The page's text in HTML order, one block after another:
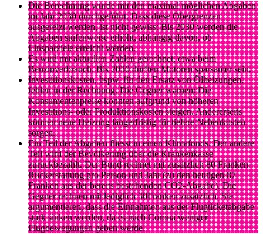
Die Berechnung wurde mit den maximal möglichen Abgaben
im Jahr 2030 durchgeführt. Dass diese Obergrenzen
ausgereizt werden, ist nicht gewiss: Bis 2030 werden die
Abgaben stufenweise erhöht, abhängig davon, ob
Einsparziele erreicht werden.
Es wird mit aktuellen Zahlen gerechnet, etwa beim
Benzinverbrauch. Bis 2030 dürften Motoren sparsamer sein.
Investitionskosten, bspw. für den Ersatz von Ölheizungen,
fehlen in der Rechnung. Die Gegner warnen: Die
Konsumentenpreise könnten aufgrund von höheren
Investitions- oder Produktionskosten steigen. Andererseits
können neue Heizung längerfristig für tiefere Nebenkosten
sorgen.
Ein Teil der Abgaben fliesst in einen Klimafonds. Der andere
Teil wird der Bevölkerung über die Krankenkasse
zurückbezahlt. Der Bund rechnet mit zusätzlich 80 Franken
Rückerstattung pro Person und Jahr (zu den heutigen 87
Franken aus der bereits bestehenden CO2-Abgabe). Die
Gegner rechnen mit lediglich 30Franken zusätzlich. Sie
argumentieren, dass die Einnahmen aus der Flugticketabgabe
stark sinken werden, da es nach Corona weniger
Flugbewegungen geben werde.